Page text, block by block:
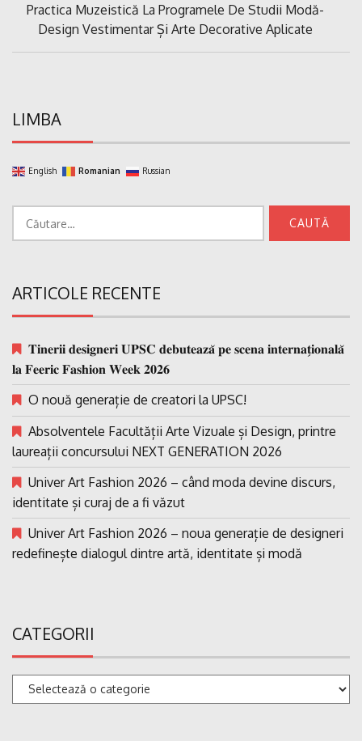
articole
Previous
Post:
Practica Muzeistică La Programele De Studii Modă-
Design Vestimentar Și Arte Decorative Aplicate
LIMBA
English Romanian Russian
ARTICOLE RECENTE
𝐓𝐢𝐧𝐞𝐫𝐢𝐢 𝐝𝐞𝐬𝐢𝐠𝐧𝐞𝐫𝐢 𝐔𝐏𝐒𝐂 𝐝𝐞𝐛𝐮𝐭𝐞𝐚𝐳𝐚̆ 𝐩𝐞 𝐬𝐜𝐞𝐧𝐚 𝐢𝐧𝐭𝐞𝐫𝐧𝐚𝐭̗𝐢𝐨𝐧𝐚𝐥𝐚̆
𝐥𝐚 𝐅𝐞𝐞𝐫𝐢𝐜 𝐅𝐚𝐬𝐡𝐢𝐨𝐧 𝐖𝐞𝐞𝐤 𝟐𝟎𝟐𝟔
O nouă generație de creatori la UPSC!
Absolventele Facultății Arte Vizuale și Design, printre
laureații concursului NEXT GENERATION 2026
Univer Art Fashion 2026 – când moda devine discurs,
identitate și curaj de a fi văzut
Univer Art Fashion 2026 – noua generație de designeri
redefinește dialogul dintre artă, identitate și modă
CATEGORII
Categorii